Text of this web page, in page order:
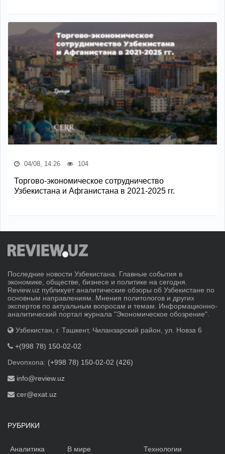
04/08, 14:26 104
Торгово-экономическое сотрудничество
Узбекистана и Афганистана в 2021-2025 гг.
Последние новости Узбекистана. Главные события в
экономике, обществе, бизнесе и политике на сегодня.
Review.uz публикует аналитические обзоры об Узбекистане по
основным направлениям. Мнения политологов и других
экспертов по актуальным вопросам и темам. Информационно-
аналитический портал журнала "Экономическое обозрение".
Узбекистан, г. Ташкент, Чиланзарский район, ул. Новза 6
+(998 78) 150-02-02
Devonxona: (+998 78) 150-02-02 (426)
info@review.uz
cer@exat.uz
РУБРИКИ
Аналитика
В мире
Технологии